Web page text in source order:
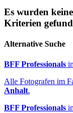
Es wurden
Kriterien
Alternative Suche
BFF Professionals
Alle Fotografen im
Anhalt.
BFF Professionals